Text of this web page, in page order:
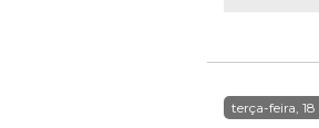
terça-feira,